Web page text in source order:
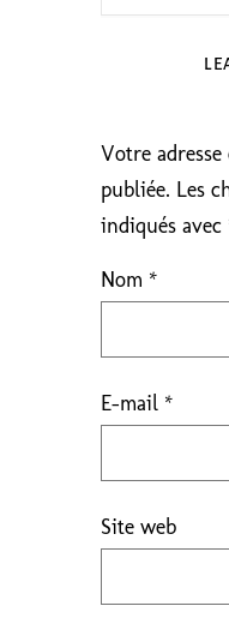
Votre
publiée. Les
indiqués avec
Nom *
E-mail *
Site web